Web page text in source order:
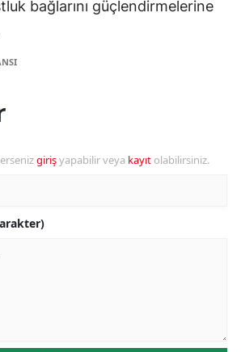
bağlarını güçlendirmelerine
girişyapabilir veya kayıt olabilirsiniz.